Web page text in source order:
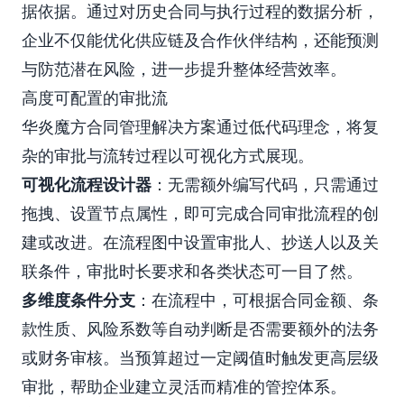
据依据。通过对历史合同与执行过程的数据分析，
企业不仅能优化供应链及合作伙伴结构，还能预测
与防范潜在风险，进一步提升整体经营效率。
高度可配置的审批流
华炎魔方合同管理解决方案通过低代码理念，将复
杂的审批与流转过程以可视化方式展现。
可视化流程设计器 ：无需额外编写代码，只需通过
拖拽、设置节点属性，即可完成合同审批流程的创
建或改进。在流程图中设置审批人、抄送人以及关
联条件，审批时长要求和各类状态可一目了然。
多维度条件分支 ：在流程中，可根据合同金额、条
款性质、风险系数等自动判断是否需要额外的法务
或财务审核。当预算超过一定阈值时触发更高层级
审批，帮助企业建立灵活而精准的管控体系。